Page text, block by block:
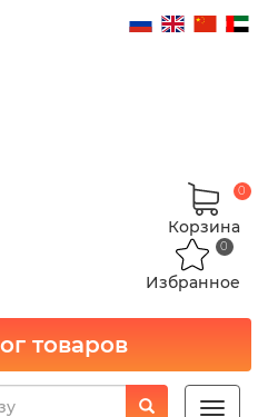
Корзина
0
Избранное
0
товаров
Toggle